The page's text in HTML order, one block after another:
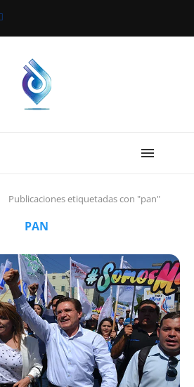
Publicaciones etiquetadas con "pan"
PAN